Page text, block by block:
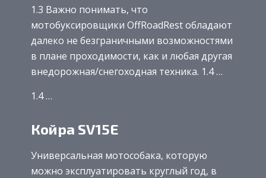
1.3 Важно понимать, что
мотобуксировщики OffRoadRest обладают
далеко не безграничными возможностями
в плане проходимости, как и любая другая
внедорожная/снегоходная техника. 1.4 …
1.4 …
Койра SV15E
Универсальная мотособака, которую
можно эксплуатировать круглый год, в